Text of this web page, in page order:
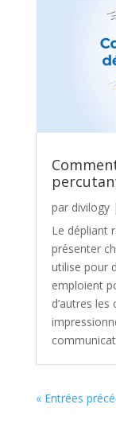
par divilogy|
Le dépliant
présenter
utilise pour
emploient
d’autres
« Entrées